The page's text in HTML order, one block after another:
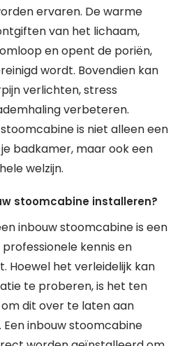
ervaren. De warme
van het lichaam,
en opent de poriën,
wordt. Bovendien kan
verlichten, stress
verbeteren.
is niet alleen een
badkamer, maar ook een
welzijn.
stoomcabine installeren?
inbouw stoomcabine is een
kennis en
Hoewel het verleidelijk kan
te proberen, is het ten
dit over te laten aan
inbouw stoomcabine